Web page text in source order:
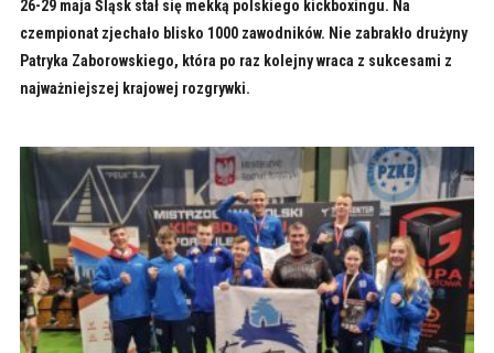
26-29 maja Śląsk stał się mekką polskiego kickboxingu. Na
czempionat zjechało blisko 1000 zawodników. Nie zabrakło drużyny
Patryka Zaborowskiego, która po raz kolejny wraca z sukcesami z
najważniejszej krajowej rozgrywki.